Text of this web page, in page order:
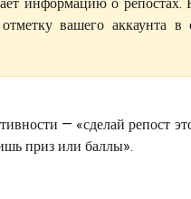
информацию о
вашего аккаунта в
— «сделай репост
приз или баллы».